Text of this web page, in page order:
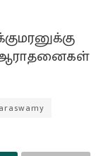
ஆராதனைகள்